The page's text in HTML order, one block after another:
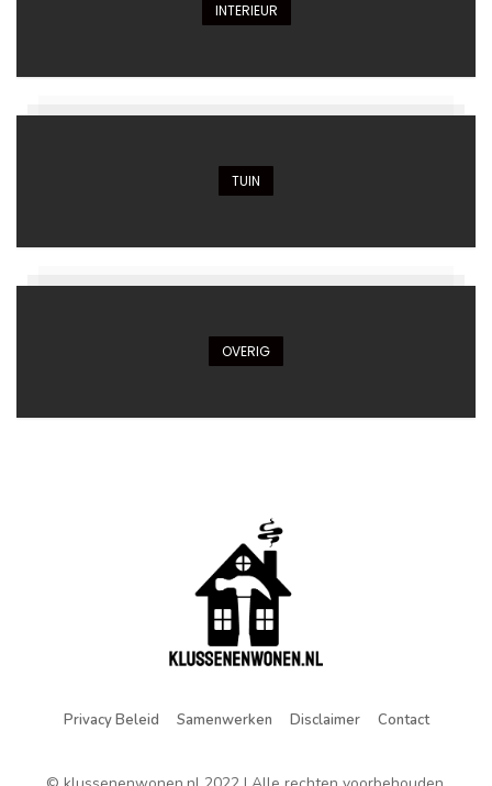
INTERIEUR
TUIN
OVERIG
Privacy Beleid Samenwerken Disclaimer Contact